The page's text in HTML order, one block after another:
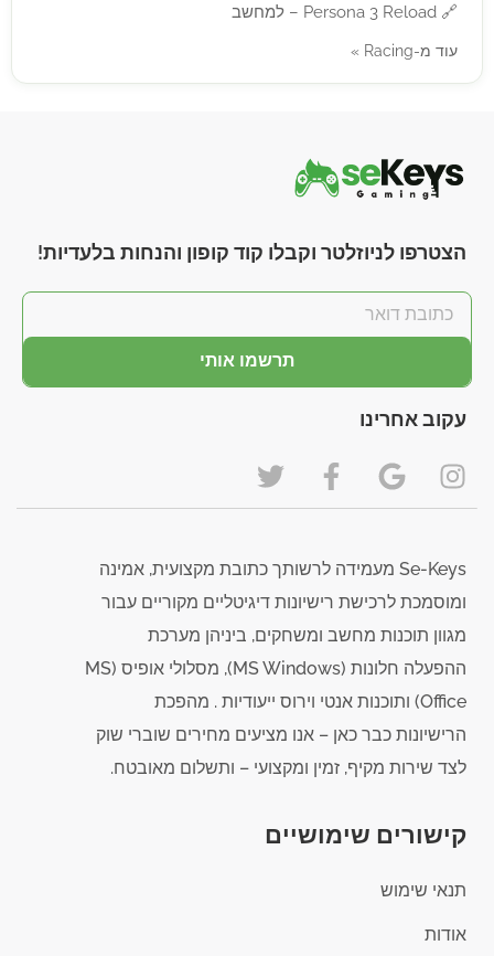
🔗 Persona 3 Reload – למחשב
עוד מ-Racing »
הצטרפו לניוזלטר וקבלו קוד קופון והנחות בלעדיות!
תרשמו אותי
עקוב אחרינו
Se-Keys מעמידה לרשותך כתובת מקצועית, אמינה
ומוסמכת לרכישת רישיונות דיגיטליים מקוריים עבור
מגוון תוכנות מחשב ומשחקים, ביניהן מערכת
ההפעלה חלונות (MS Windows), מסלולי אופיס (MS
Office) ותוכנות אנטי וירוס ייעודיות . מהפכת
הרישיונות כבר כאן – אנו מציעים מחירים שוברי שוק
לצד שירות מקיף, זמין ומקצועי – ותשלום מאובטח.
קישורים שימושיים
תנאי שימוש
אודות